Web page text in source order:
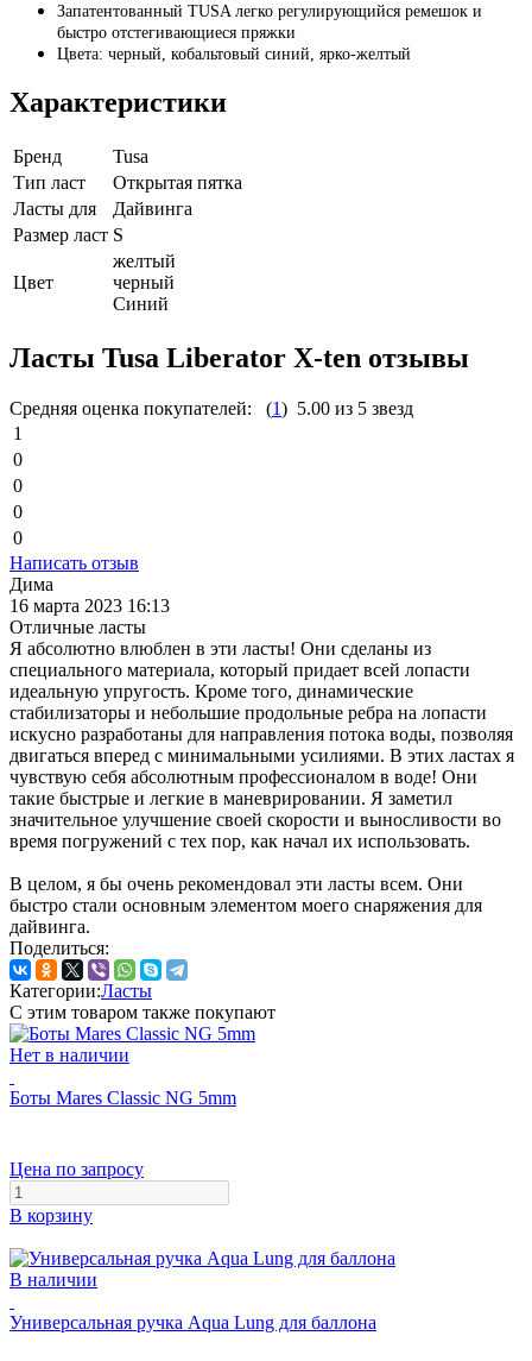
Запатентованный TUSA легко регулирующийся ремешок и
быстро отстегивающиеся пряжки
Цвета: черный, кобальтовый синий, ярко-желтый
Характеристики
Бренд
Tusa
Тип ласт
Открытая пятка
Ласты для
Дайвинга
Размер ласт S
Цвет
желтый
черный
Синий
Ласты Tusa Liberator X-ten отзывы
Средняя оценка покупателей: (1) 5.00 из 5 звезд
1
0
0
0
0
Написать отзыв
Дима
16 марта 2023 16:13
Отличные ласты
Я абсолютно влюблен в эти ласты! Они сделаны из
специального материала, который придает всей лопасти
идеальную упругость. Кроме того, динамические
стабилизаторы и небольшие продольные ребра на лопасти
искусно разработаны для направления потока воды, позволяя
двигаться вперед с минимальными усилиями. В этих ластах я
чувствую себя абсолютным профессионалом в воде! Они
такие быстрые и легкие в маневрировании. Я заметил
значительное улучшение своей скорости и выносливости во
время погружений с тех пор, как начал их использовать.
В целом, я бы очень рекомендовал эти ласты всем. Они
быстро стали основным элементом моего снаряжения для
дайвинга.
Поделиться:
Категории:Ласты
С этим товаром также покупают
Нет в наличии
Боты Mares Classic NG 5mm
Цена по запросу
В корзину
В наличии
Универсальная ручка Aqua Lung для баллона